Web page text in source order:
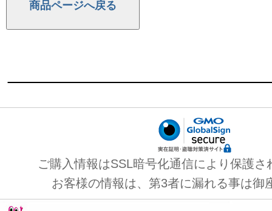
ご購入情報はSSL暗号化通信により保護さ
お客様の情報は、第3者に漏れる事は御